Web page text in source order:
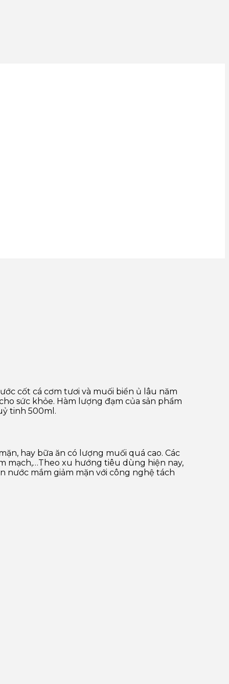
cốt cá cơm tươi và muối biển ủ lâu năm
sức khỏe. Hàm lượng đạm của sản phẩm
tinh 500ml.
hay bữa ăn có lượng muối quá cao. Các
mạch,…Theo xu hướng tiêu dùng hiện nay,
nước mắm giảm mặn với công nghệ tách